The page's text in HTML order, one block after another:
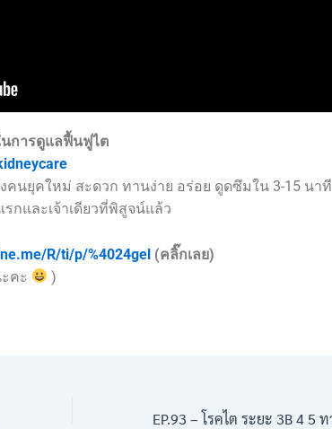
นการดูแลฟื้นฟูไต
คนยุคใหม่ สะดวก ทานง่าย อร่อย ดูดซึมใน 3-15 นาที
กและเจ้าเดียวที่พิสูจน์แล้ว
R/ti/p/%4024gel (คลิ๊กเลย)
คะ
)